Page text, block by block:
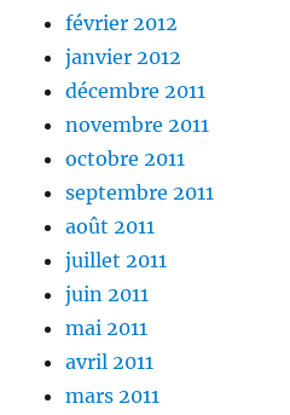
février 2012
janvier 2012
décembre 2011
novembre 2011
octobre 2011
septembre 2011
août 2011
juillet 2011
juin 2011
mai 2011
avril 2011
mars 2011